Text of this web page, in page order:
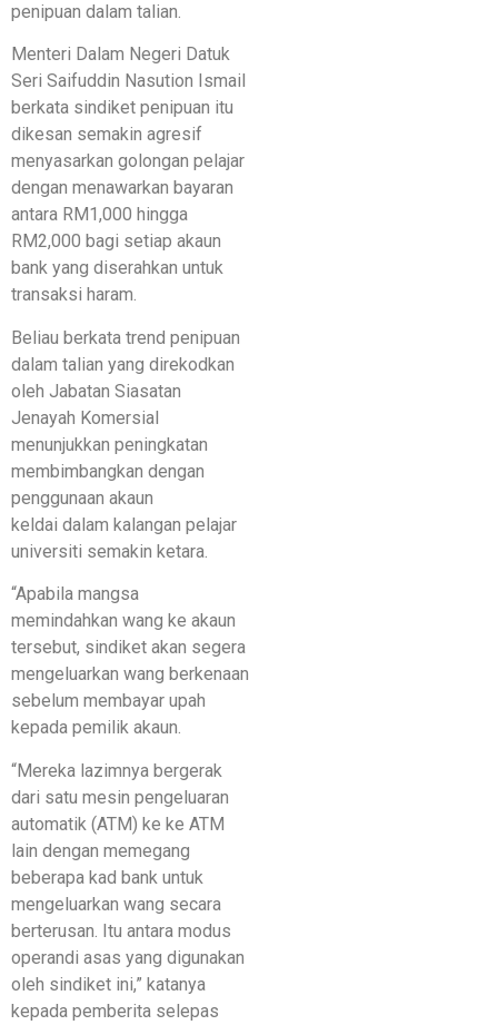
penipuan dalam talian.
Menteri Dalam Negeri Datuk
Seri Saifuddin Nasution Ismail
berkata sindiket penipuan itu
dikesan semakin agresif
menyasarkan golongan pelajar
dengan menawarkan bayaran
antara RM1,000 hingga
RM2,000 bagi setiap akaun
bank yang diserahkan untuk
transaksi haram.
Beliau berkata trend penipuan
dalam talian yang direkodkan
oleh Jabatan Siasatan
Jenayah Komersial
menunjukkan peningkatan
membimbangkan dengan
penggunaan akaun
keldai dalam kalangan pelajar
universiti semakin ketara.
“Apabila mangsa
memindahkan wang ke akaun
tersebut, sindiket akan segera
mengeluarkan wang berkenaan
sebelum membayar upah
kepada pemilik akaun.
“Mereka lazimnya bergerak
dari satu mesin pengeluaran
automatik (ATM) ke ke ATM
lain dengan memegang
beberapa kad bank untuk
mengeluarkan wang secara
berterusan. Itu antara modus
operandi asas yang digunakan
oleh sindiket ini,” katanya
kepada pemberita selepas